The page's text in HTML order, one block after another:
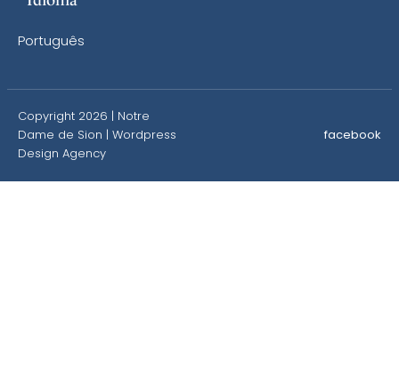
Português
Copyright 2026 | Notre
Dame de Sion | Wordpress
Design Agency
facebook